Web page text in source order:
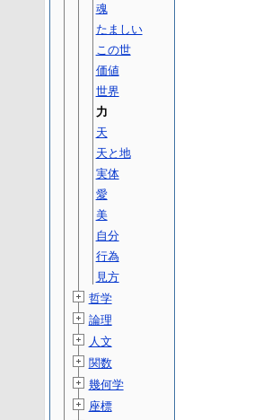
魂
たましい
この世
価値
世界
力
天
天と地
実体
愛
美
自分
行為
見方
哲学
論理
人文
関数
幾何学
座標